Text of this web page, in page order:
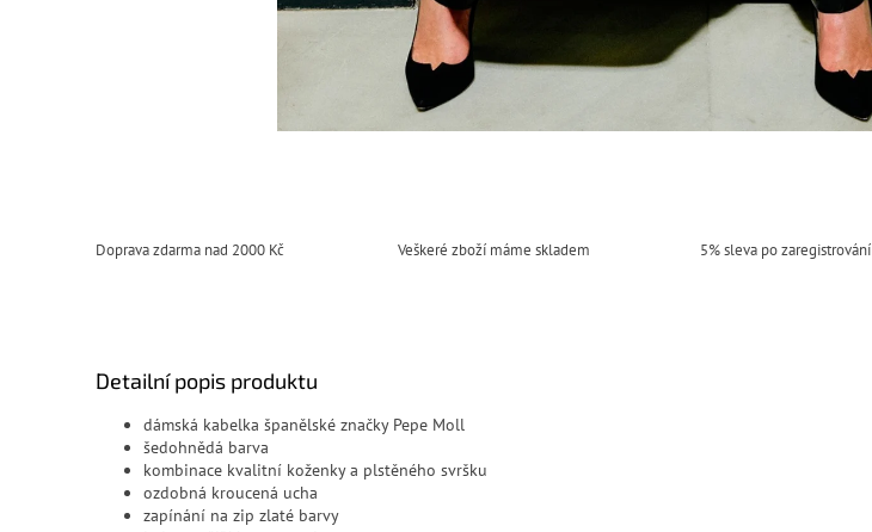
Doprava zdarma nad 2000 Kč Veškeré zboží máme skladem 5% sleva po zaregistrování
Detailní popis produktu
dámská kabelka španělské značky Pepe Moll
šedohnědá barva
kombinace kvalitní koženky a plstěného svršku
ozdobná kroucená ucha
zapínání na zip zlaté barvy